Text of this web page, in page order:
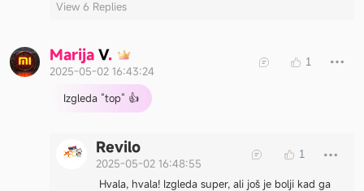
View 6 Replies
Marija V.
2025-05-02 16:43:24
1
Izgleda “top“ 👍
Revilo
2025-05-02 16:48:55
1
Hvala, hvala! Izgleda super, ali još je bolji kad ga